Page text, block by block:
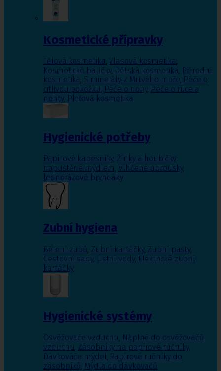
Kosmetické přípravky
Tělová kosmetika, Vlasová kosmetika,
Kosmetické balíčky, Dětská kosmetika, Přírodní
kosmetika, S minerály z Mrtvého moře, Péče o
citlivou pokožku, Péče o nohy, Péče o ruce a
nehty, Pleťová kosmetika
Hygienické potřeby
Papírové kapesníky, Žínky a houbičky
napuštěné mýdlem, Vlhčené ubrousky,
Jednorázové bryndáky
Zubní hygiena
Bělení zubů, Zubní kartáčky, Zubní pasty,
Cestovní sady, Ústní vody, Elektrické zubní
kartáčky
Hygienické systémy
Osvěžovače vzduchu, Náplně do osvěžovačů
vzduchu, Zásobníky na papírové ručníky,
Dávkováče mýdel, Papírové ručníky do
zásobníků, Mýdla do dávkovačů